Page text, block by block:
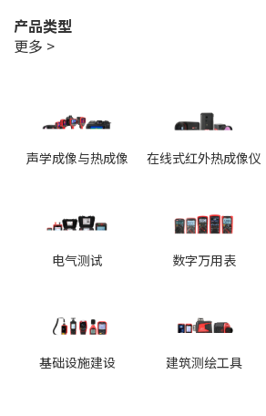
产品类型
更多 >
声学成像与热成像 在线式红外热成像仪
电气测试 数字万用表
基础设施建设 建筑测绘工具